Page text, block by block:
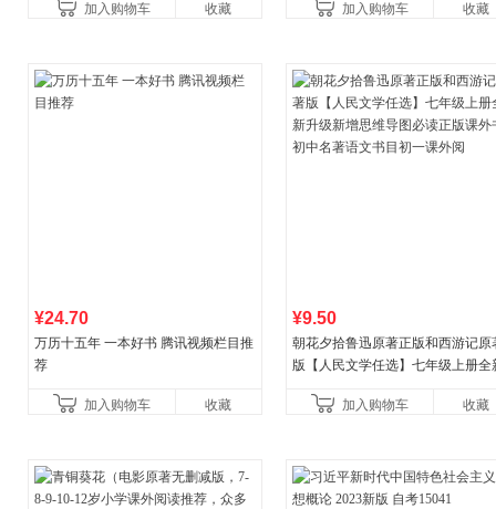
加入购物车 收藏 加入购物车 收藏
¥24.70
万历十五年 一本好书 腾讯视频栏目推
荐
加入购物车 收藏
¥9.50
朝花夕拾鲁迅原著正版和西游记原
版【人民文学任选】七年级上册全
中名著语文书目初一课外阅
加入购物车 收藏